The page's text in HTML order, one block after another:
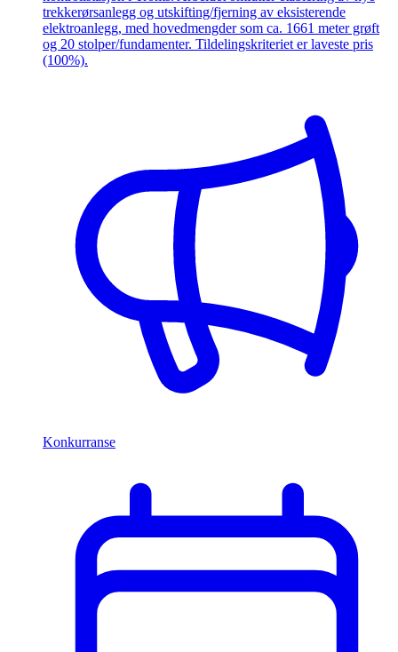
trekkerørsanlegg og utskifting/fjerning av eksisterende
elektroanlegg, med hovedmengder som ca. 1661 meter grøft
og 20 stolper/fundamenter. Tildelingskriteriet er laveste pris
(100%).
Konkurranse